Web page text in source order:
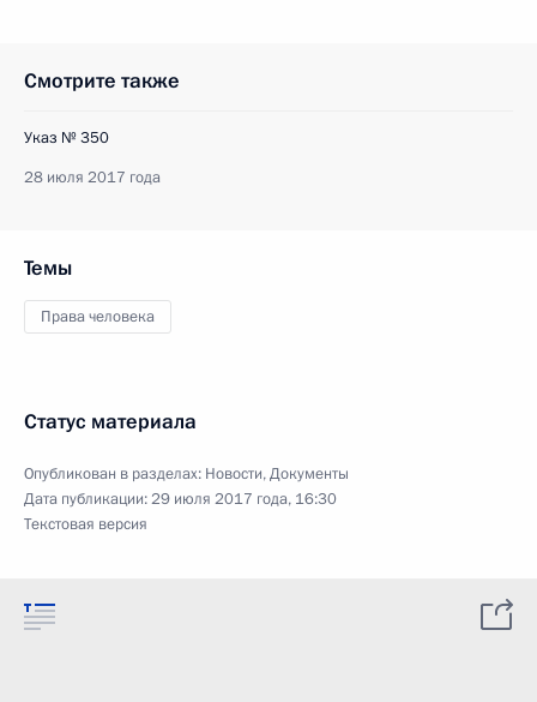
Смотрите также
Указ № 350
28 июля 2017 года
Темы
Права человека
Статус материала
Опубликован в разделах: Новости,Документы
Дата публикации:29 июля 2017 года, 16:30
Текстовая версия